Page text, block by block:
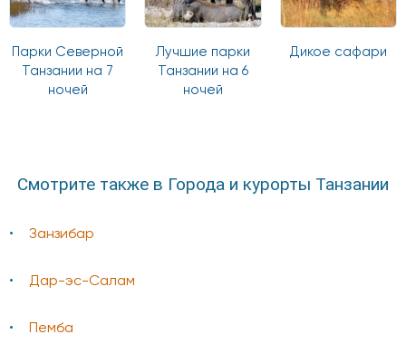
Парки Северной
Танзании на 7
ночей
Лучшие парки
Танзании на 6
ночей
Дикое сафари
Смотрите также в Города и курорты Танзании
Занзибар
Дар-эс-Салам
Пемба